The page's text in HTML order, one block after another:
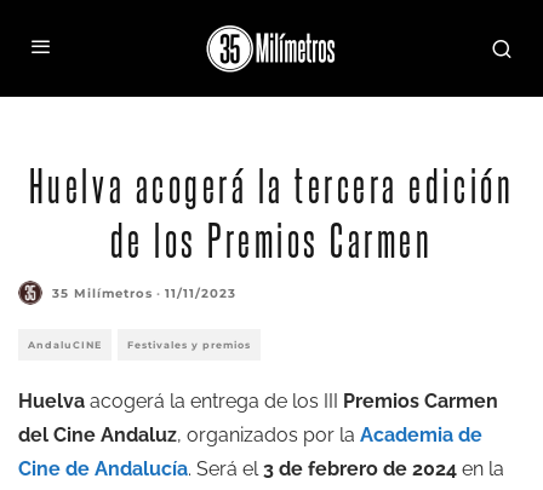
Huelva acogerá la tercera edición
de los Premios Carmen
35 Milímetros · 11/11/2023
AndaluCINE Festivales y premios
Huelva acogerá la entrega de los III Premios Carmen
del Cine Andaluz, organizados por la Academia de
Cine de Andalucía. Será el3 de febrero de 2024 en la